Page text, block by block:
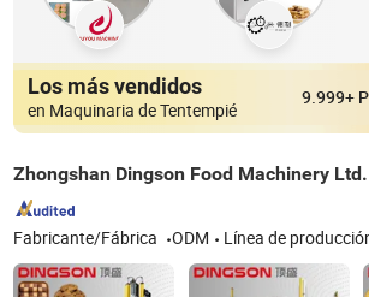
Los más vendidos
en Maquinaria de Tentempié
9.999+
Zhongshan Dingson Food Machinery Ltd.
Fabricante/Fábrica ODM Línea de producción de galletas, máquina de galletas, línea de